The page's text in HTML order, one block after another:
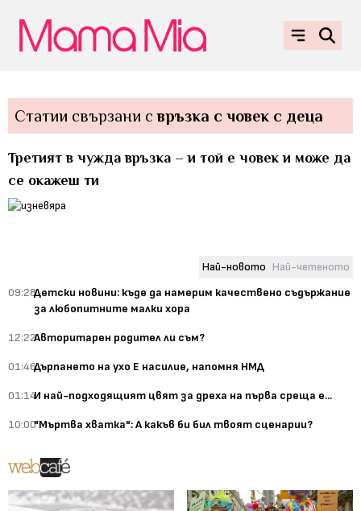
Статии свързани свръзка с човек с деца
Третият в чужда връзка – и той е човек и може да
се окажеш ти
Най-новото Най-четеното
09:28Детски новини: къде да намерим качествено съдържание
за любопитните малки хора
12:22Авторитарен родител ли съм?
01:46Дърпането на ухо Е насилие, напомня НМД
01:14И най-подходящият цвят за дреха на първа среща е...
10:00"Мъртва хватка": А какъв би бил твоят сценарии?